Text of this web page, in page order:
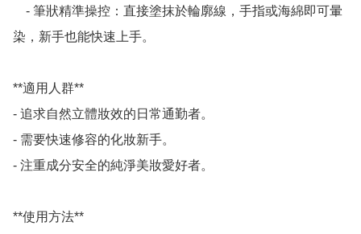
染，新手也能快速上手。
**適用人群**
- 追求自然立體妝效的日常通勤者。
- 需要快速修容的化妝新手。
- 注重成分安全的純淨美妝愛好者。
**使用方法**